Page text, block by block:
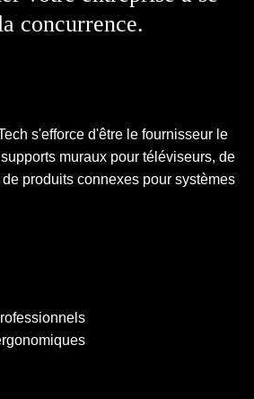
concurrence.
s'efforce d'être le fournisseur le
muraux pour téléviseurs, de
produits connexes pour systèmes